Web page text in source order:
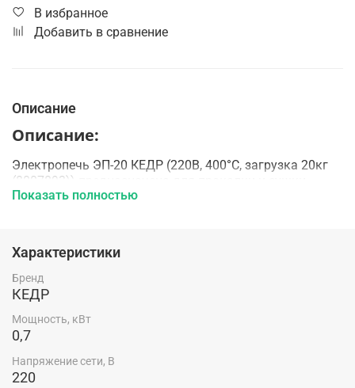
В избранное
Добавить в сравнение
Описание
Описание:
Электропечь ЭП-20 КЕДР (220В, 400°C, загрузка 20кг
(8007893)) предназначена для прокалки и сушки
сварочных электродов при заданной температуре в
более 80%.
Россия — родина бренда.
Особенности:
Комплектация:
Показать полностью
Характеристики
Бренд
КЕДР
Мощность, кВт
0,7
Напряжение сети, В
220